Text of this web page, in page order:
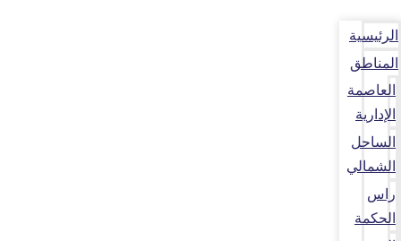
الرئيسية
المناطق
العاصمة
الإدارية
الساحل
الشمالي
راس
الحكمة